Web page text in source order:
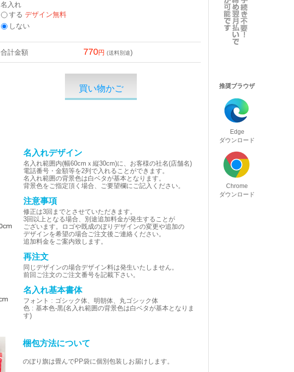
推奨ブラウザ
Edge
ダウンロード
Chrome
ダウンロード
名入れ
する デザイン無料
しない
合計金額 770 (送料別途)
名入れデザイン
名入れ範囲内(幅60cmｘ縦30cm)に、お客様の社名(店舗名)
電話番号・金額等を2列で入れることができます。
名入れ範囲の背景色は白ベタが基本となります。
背景色をご指定頂く場合、ご要望欄にご記入ください。
注意事項
修正は3回までとさせていただきます。
3回以上となる場合、別途追加料金が発生することが
ございます。ロゴや既成のぼりデザインの変更や追加の
デザインを希望の場合ご注文後ご連絡ください。
追加料金をご案内致します。
再注文
同じデザインの場合デザイン料は発生いたしません。
前回ご注文のご注文番号を記載下さい。
名入れ基本書体
フォント : ゴシック体、明朝体、丸ゴシック体
色 : 基本色-黒(名入れ範囲の背景色は白ベタが基本となりま
す)
梱包方法について
のぼり旗は畳んでPP袋に個別包装しお届けします。